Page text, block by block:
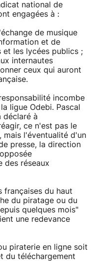
national de
engagées à :
de musique
et de
et les lycées publics ;
internautes
ceux qui auront
incombe
ligue Odebi. Pascal
déclaré à
ce n'est pas le
mais l'éventualité d'un
presse, la direction
des réseaux
françaises du haut
du piratage ou du
quelques mois"
une redevance
piraterie en ligne soit
du téléchargement